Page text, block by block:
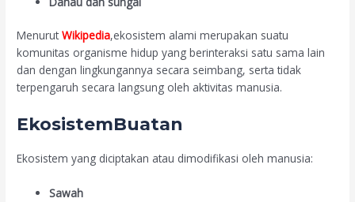
MenurutWikipedia,ekosistem alami merupakan suatu
komunitas organisme hidup yang berinteraksi satu sama lain
dan dengan lingkungannya secara seimbang, serta tidak
terpengaruh secara langsung oleh aktivitas manusia.
EkosistemBuatan
Ekosistem yang diciptakan atau dimodifikasi oleh manusia:
Sawah